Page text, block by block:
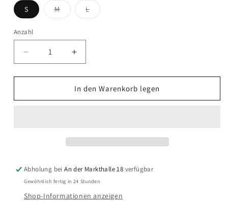
S MVariante
ausverkauft
LVariante
ausverkauft
Anzahl
Anzahl
Verringere
die
Menge
Sessùn
Erhöhe
die
Menge
für
Sessùn
In den Warenkorb legen
Abholung beiAn der Markthalle 18 verfügbar
Gewöhnlich fertig in 24 Stunden
Shop-Informationen anzeigen